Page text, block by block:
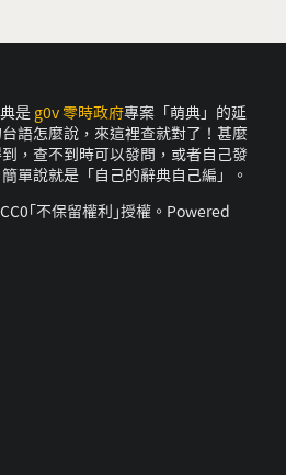
是 g0v 零時政府專案「萌典」的延
語怎麼說，來這裡查就對了！甚麼
，查不到時可以發問，或者自己發
單說就是「自己的辭典自己編」。
｢不保留權利｣授權。Powered